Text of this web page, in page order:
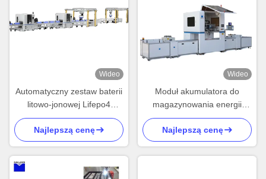
Wideo
Automatyczny zestaw baterii
litowo-jonowej Lifepo4
Production 50AH
Najlepszą cenę
Wideo
Moduł akumulatora do
magazynowania energii
słonecznej
Najlepszą cenę